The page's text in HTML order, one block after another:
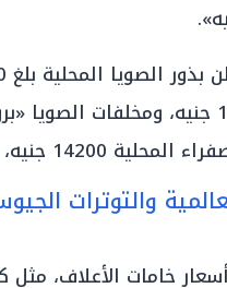
والبيضاء 14400 جنيه للطن.
والتوترات
خامات الأعلاف،